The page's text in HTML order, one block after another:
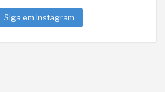
Siga em Instagram